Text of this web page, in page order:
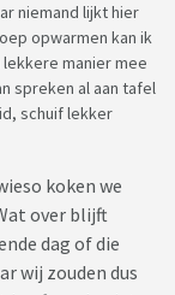
niemand lijkt hier
opwarmen kan ik
manier mee
spreken al aan tafel
schuif lekker
koken we
over blijft
dag of die
wij zouden dus